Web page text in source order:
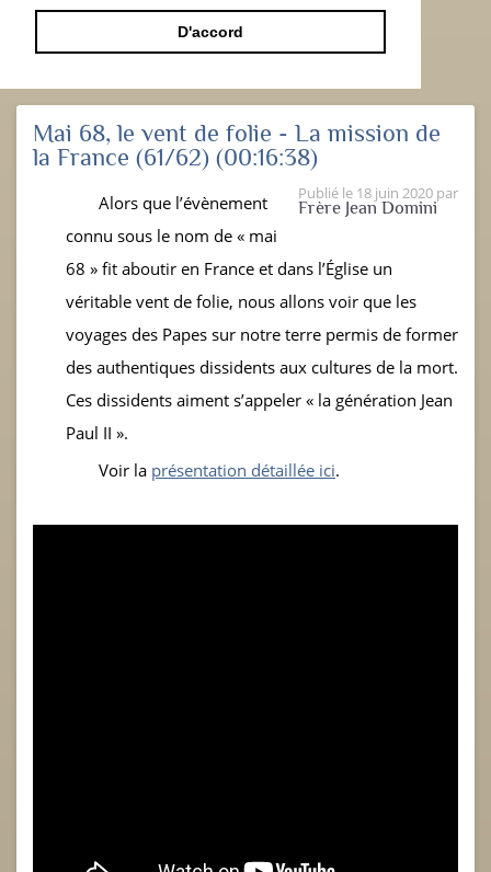
D'accord
Mai 68, le vent de folie - La mission de
la France (61/62) (00:16:38)
Publié le 18 juin 2020 par
Frère Jean Domini
Alors que l’évènement
connu sous le nom de « mai
68 » fit aboutir en France et dans l’Église un
véritable vent de folie, nous allons voir que les
voyages des Papes sur notre terre permis de former
des authentiques dissidents aux cultures de la mort.
Ces dissidents aiment s’appeler « la génération Jean
Paul II ».
Voir la présentation détaillée ici.